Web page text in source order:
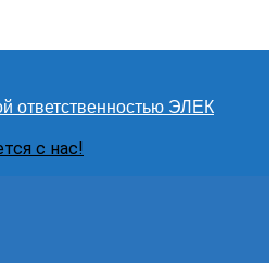
ответственностью ЭЛЕК
с нас!